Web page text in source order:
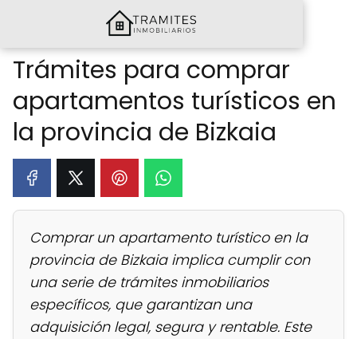
Trámites para comprar
apartamentos turísticos en
la provincia de Bizkaia
Comprar un apartamento turístico en la
provincia de Bizkaia implica cumplir con
una serie de trámites inmobiliarios
específicos, que garantizan una
adquisición legal, segura y rentable. Este